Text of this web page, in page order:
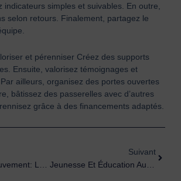
indicateurs simples et suivables. En outre,
selon retours. Finalement, partagez le
et pérenniser Créez des supports
Ensuite, valorisez témoignages et
ailleurs, organisez des portes ouvertes
bâtissez des passerelles avec d’autres
grâce à des financements adaptés.
Suivant